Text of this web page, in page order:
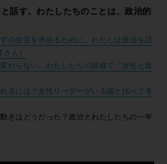
話す。わたしたちのことは、政治的
の生活を求めるために、わたしは政治を語
ん）
わらない。わたしたちの目線で「女性と政
るには？女性リーダーがいる国と比べて考
きはどうだった？政治とわたしたちの一年